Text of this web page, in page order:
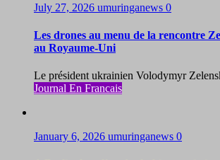
July 27, 2026 umuringanews 0
Les drones au menu de la rencontre
au Royaume-Uni
Le président ukrainien Volodymyr
Journal En Francais
January 6, 2026 umuringanews 0